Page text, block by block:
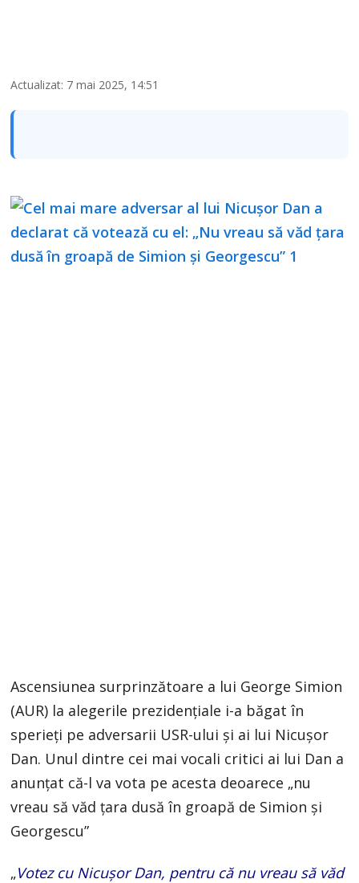
Actualizat: 7 mai 2025, 14:51
Ascensiunea surprinzătoare a lui George Simion
(AUR) la alegerile prezidențiale i-a băgat în
sperieți pe adversarii USR-ului și ai lui Nicușor
Dan. Unul dintre cei mai vocali critici ai lui Dan a
anunțat că-l va vota pe acesta deoarece „nu
vreau să văd țara dusă în groapă de Simion și
Georgescu”
„Votez cu Nicușor Dan, pentru că nu vreau să văd